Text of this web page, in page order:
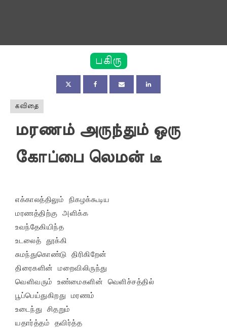
பகிரு
கவிதை
மரணம் அருந்தும் ஒரு
கோப்பை லெமன் டீ
எக்காலத்திலும் நிகழக்கூடிய
மரணத்திற்கு அளிக்க
உவந்தேகியிந்த
உடலைத் தூக்கி
சுமந்துகொண்டு திரிகிறேன்
திரைகளின் மறைவிலிருந்து
வெளிவரும் உண்மைகளின் வெளிச்சத்தில்
பூப்பெய்துகிறது மரணம்
உடைந்து சிதறும்
யதார்த்தம் தவிர்த்த